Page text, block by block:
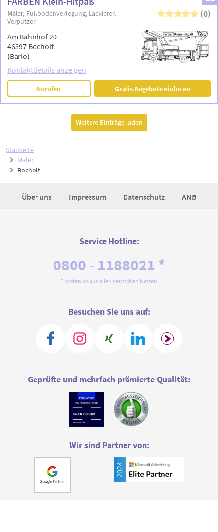
Startseite
Maler
Bocholt
Maler Fußbodenverlegung Lackierer
Verputzer
(0)
Am Bahnhof 20
46397 Bocholt
(Barlo)
Kontaktdetails anzeigen
Anrufen Gratis Angebote einholen
Weitere Einträge laden
Über uns Impressum Datenschutz ANB
Service Hotline:
0800 - 1188021 *
* kostenlos aus allen deutschen Netzen
Besuchen Sie uns auf:
Geprüfte und mehrfach prämierte Qualität:
Wir sind Partner von: